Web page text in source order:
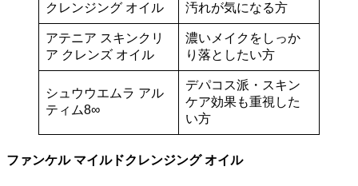
クレンジング オイル
汚れが気になる方
アテニア スキンクリ
ア クレンズ オイル
濃いメイクをしっか
り落としたい方
シュウウエムラ アル
ティム8∞
デパコス派・スキン
ケア効果も重視した
い方
ファンケル マイルドクレンジング オイル